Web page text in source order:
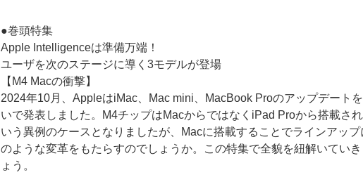
●巻頭特集
Apple Intelligenceは準備万端！
ユーザを次のステージに導く3モデルが登場
【M4 Macの衝撃】
2024年10月、AppleはiMac、Mac mini、MacBook Proのアップデート
いで発表しました。M4チップはMacからではなくiPad Proから搭載さ
いう異例のケースとなりましたが、Macに搭載することでラインアップ
のような変革をもたらすのでしょうか。この特集で全貌を紐解いてい
ょう。